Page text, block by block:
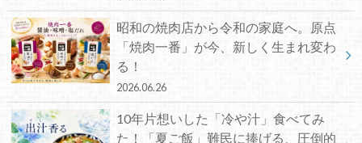
昭和の焼肉店から令和の家庭へ。原点
「焼肉一番」が今、新しく生まれ変わ
る！
2026.06.26
10年片想いした「冷や汁」食べてみ
た！「夏ご飯」難民に捧げる、圧倒的